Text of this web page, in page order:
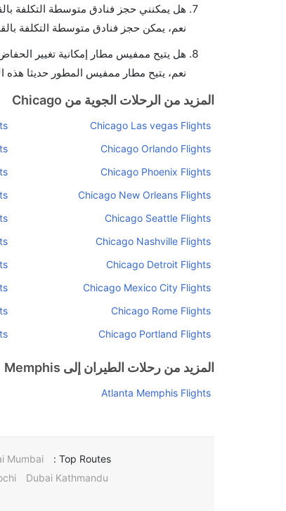
هل يمكنني حجز فنادق متوسطة التكلفة
نعم، يمكن حجز فنادق متوسطة التكلفة
هل يتيح ممفيس مطار إمكانية تغيير
نعم، يتيح مطار ممفيس المطور حديثا هذه
المزيد من الرحلات الجوية من Chicago
Chicago Las vegas Flights
Chicago Orlando Flights
Chicago Phoenix Flights
Chicago New Orleans Flights
Chicago Seattle Flights
Chicago Nashville Flights
Chicago Detroit Flights
Chicago Mexico City Flights
Chicago Rome Flights
Chicago Portland Flights
المزيد من رحلات الطيران إلى Memphis
Atlanta Memphis Flights
Top Routes :
Mumbai
Dubai Kathmandu